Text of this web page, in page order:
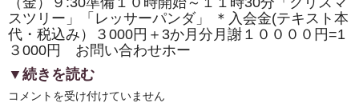
験
教
室
も
あ
ま
す。
は
スツリー」「レッサーパンダ」 ＊入会金(テキスト本
代・税込み）３000円＋3か月分月謝１００００円=1
３000円 お問い合わせホー
▼続きを読む
１
コメントを受け付けていません